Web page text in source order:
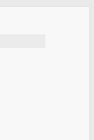
什么
势